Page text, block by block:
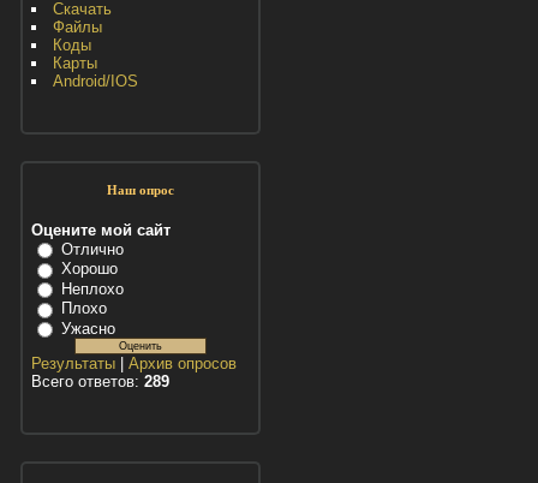
Скачать
Файлы
Коды
Карты
Android/IOS
Наш опрос
Оцените мой сайт
Отлично
Хорошо
Неплохо
Плохо
Ужасно
Результаты| Архив опросов
Всего ответов: 289